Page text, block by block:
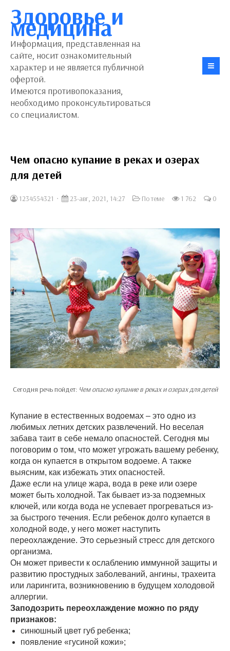
Здоровье и
медицина
Информация, представленная на
сайте, носит ознакомительный
характер и не является публичной
офертой.
Имеются противопоказания,
необходимо проконсультироваться
со специалистом.
Чем опасно купание в реках и озерах
для детей
1234554321 23-авг, 2021, 14:27 По теме 1 762 0
Сегодня речь пойдет: Чем опасно купание в реках и озерах для детей
Купание в естественных водоемах – это одно из
любимых летних детских развлечений. Но веселая
забава таит в себе немало опасностей. Сегодня мы
поговорим о том, что может угрожать вашему ребенку,
когда он купается в открытом водоеме. А также
выясним, как избежать этих опасностей.
Даже если на улице жара, вода в реке или озере
может быть холодной. Так бывает из-за подземных
ключей, или когда вода не успевает прогреваться из-
за быстрого течения. Если ребенок долго купается в
холодной воде, у него может наступить
переохлаждение. Это серьезный стресс для детского
организма.
Он может привести к ослаблению иммунной защиты и
развитию простудных заболеваний, ангины, трахеита
или ларингита, возникновению в будущем холодовой
аллергии.
Заподозрить переохлаждение можно по ряду
признаков:
синюшный цвет губ ребенка;
появление «гусиной кожи»;